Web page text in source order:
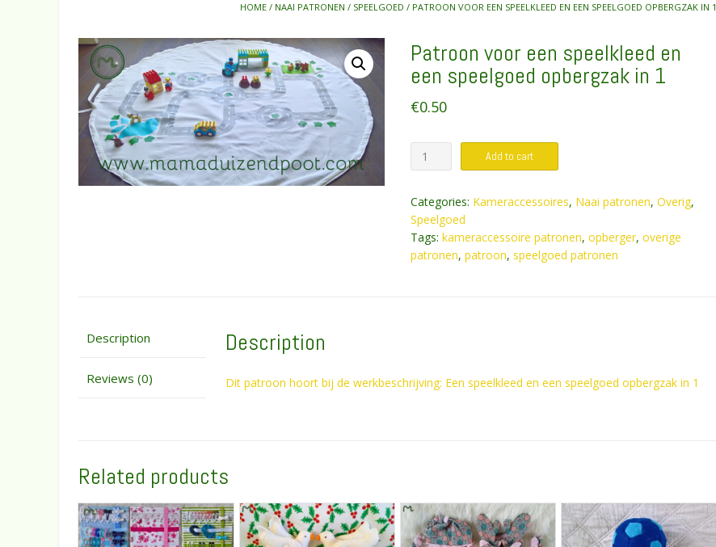
HOME / NAAI PATRONEN / SPEELGOED / PATROON VOOR EEN SPEELKLEED EN EEN SPEELGOED OPBERGZAK IN 1
Patroon voor een speelkleed en
een speelgoed opbergzak in 1
€0.50
Patroon
voor
speelkleed
en
een
speelgoed
Add to cart
Categories: Kameraccessoires, Naai patronen, Overig,
Speelgoed
Tags: kameraccessoire patronen, opberger, overige
patronen, patroon, speelgoed patronen
Description
Reviews (0)
Description
Dit patroon hoort bij de werkbeschrijving: Een speelkleed en een speelgoed opbergzak in 1
Related products